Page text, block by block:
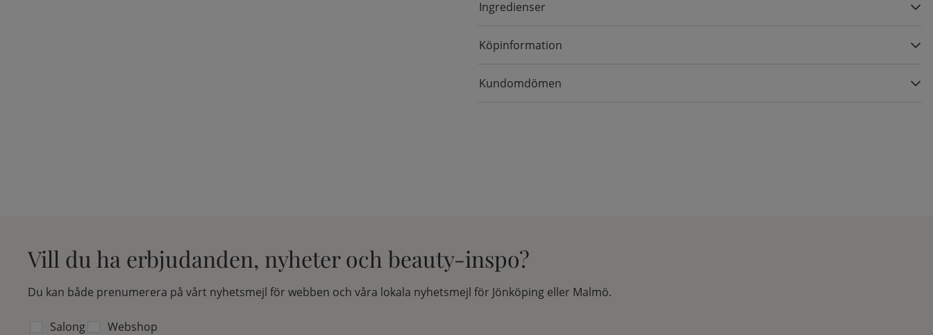
Ingredienser
Köpinformation
Kundomdömen
Vill du ha erbjudanden, nyheter och beauty-inspo?
Du kan både prenumerera på vårt nyhetsmejl för webben och våra lokala nyhetsmejl för Jönköping eller Malmö.
Välj vilken lista du vill prenumerera på:
Salong
Webshop